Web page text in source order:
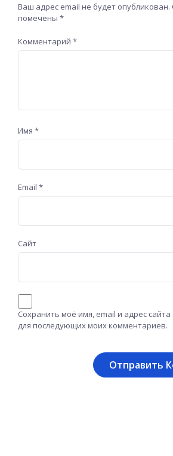
Ваш адрес email не будет опубликован.
помечены *
Комментарий *
Имя *
Email *
Сайт
Сохранить моё имя, email и адрес
для последующих моих комментариев.